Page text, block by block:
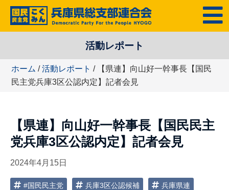
テ
ツ
MENU
活動レポート
ホーム /活動レポート / 【県連】向山好一幹事長【国民
民主党兵庫3区公認内定】記者会見
【県連】向山好一幹事長【国民民主
党兵庫3区公認内定】記者会見
2024年4月15日
#国民民主党 兵庫3区公認候補 兵庫県連